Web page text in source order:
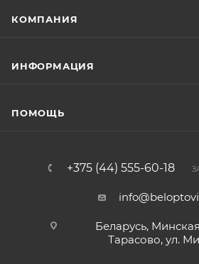
КОМПАНИЯ
ИНФОРМАЦИЯ
ПОМОЩЬ
+375 (44) 555-60-18
Беларусь,
Тарасово, ул.